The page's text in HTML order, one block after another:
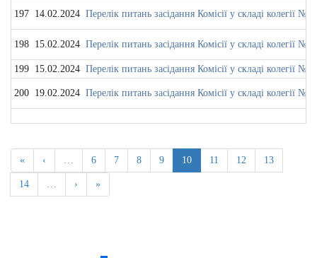
197 14.02.2024 Перелік питань засідання Комісії у складі
198 15.02.2024 Перелік питань засідання Комісії у складі колегії № 4
199 15.02.2024 Перелік питань засідання Комісії у складі
200 19.02.2024 Перелік питань засідання Комісії у складі колегії № 3
« ‹ … 6 7 8 9 10 11 12 13
14 … › »